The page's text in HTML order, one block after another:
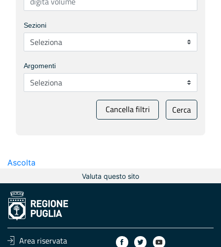
Sezioni
Argomenti
Cancella filtri Cerca
Ascolta
Valuta questo sito
Area riservata